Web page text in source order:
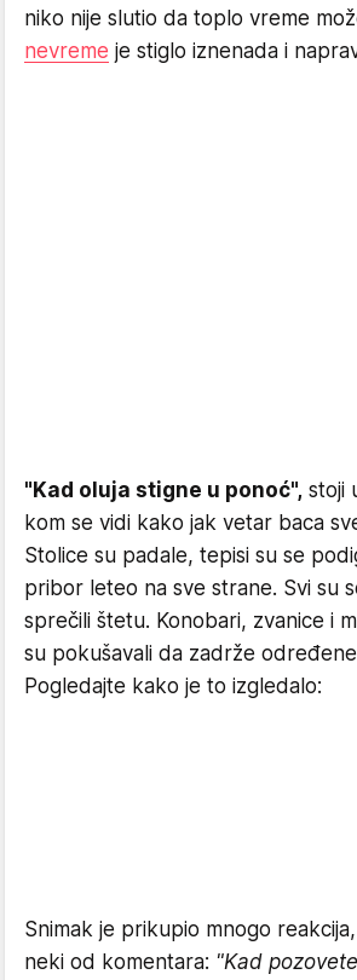
niko nije slutio da toplo vreme
nevreme je stiglo iznenada i
"Kad oluja stigne u ponoć", stoji
kom se vidi kako jak vetar baca
Stolice su padale, tepisi su se
pribor leteo na sve strane. Svi su
sprečili štetu. Konobari, zvanice i
su pokušavali da zadrže
Pogledajte kako je to izgledalo:
Snimak je prikupio mnogo
neki od komentara: "Kad